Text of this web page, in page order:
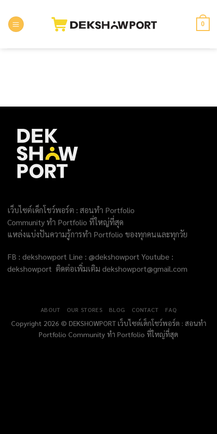
content
0
เว็บไซต์เด็กโชว์พอร์ต : สอนทำ Portfolio
Community ทำ Portfolio ที่ใหญ่ที่สุด
แหล่งแบ่งปันความรู้การทำ Portfolio ของทุกคนและทุกวัย
FB : dekshowport Line : @dekshowport Youtube :
dekshowport ติดต่อเพิ่มเติม dekshowport@gmail.com
ABOUT OUR STORES BLOG CONTACT FAQ
Copyright 2026 © DEKSHOWPORT เว็บไซต์เด็กโชว์พอร์ต : สอนทำ
Portfolio Community ทำ Portfolio ที่ใหญ่ที่สุด